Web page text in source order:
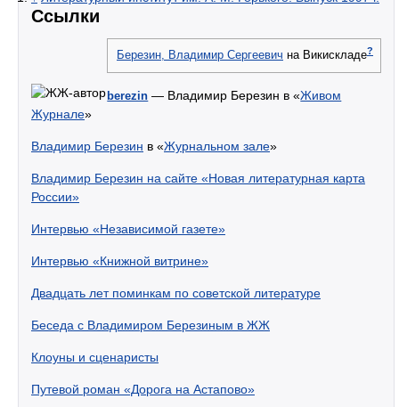
Ссылки
Березин, Владимир Сергеевич на Викискладе?
berezin — Владимир Березин в «Живом
Журнале»
Владимир Березин в «Журнальном зале»
Владимир Березин на сайте «Новая литературная карта
России»
Интервью «Независимой газете»
Интервью «Книжной витрине»
Двадцать лет поминкам по советской литературе
Беседа с Владимиром Березиным в ЖЖ
Клоуны и сценаристы
Путевой роман «Дорога на Астапово»